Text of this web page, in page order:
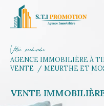
Vore recece
AGENCE IMMOBILIÈRE À
VENTE
MEURTHE ET
VENTEEffectuer
et trouvez le bien